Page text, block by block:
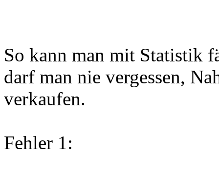
So kann man mit Statistik
darf man nie vergessen,
verkaufen.
Fehler 1: